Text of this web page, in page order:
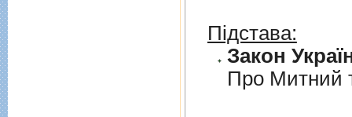
Підстава:
Закон
Про Митний